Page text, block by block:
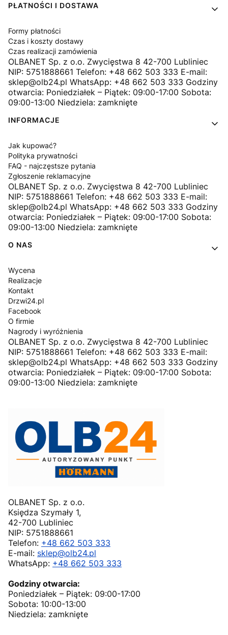
PŁATNOŚCI I DOSTAWA
Formy płatności
Czas i koszty dostawy
Czas realizacji zamówienia
OLBANET Sp. z o.o. Zwycięstwa 8 42-700 Lubliniec
NIP: 5751888661 Telefon: +48 662 503 333 E-mail:
sklep@olb24.pl WhatsApp: +48 662 503 333 Godziny
otwarcia: Poniedziałek – Piątek: 09:00-17:00 Sobota:
09:00-13:00 Niedziela: zamknięte
INFORMACJE
Jak kupować?
Polityka prywatności
FAQ - najczęstsze pytania
Zgłoszenie reklamacyjne
OLBANET Sp. z o.o. Zwycięstwa 8 42-700 Lubliniec
NIP: 5751888661 Telefon: +48 662 503 333 E-mail:
sklep@olb24.pl WhatsApp: +48 662 503 333 Godziny
otwarcia: Poniedziałek – Piątek: 09:00-17:00 Sobota:
09:00-13:00 Niedziela: zamknięte
O NAS
Wycena
Realizacje
Kontakt
Drzwi24.pl
Facebook
O firmie
Nagrody i wyróżnienia
OLBANET Sp. z o.o. Zwycięstwa 8 42-700 Lubliniec
NIP: 5751888661 Telefon: +48 662 503 333 E-mail:
sklep@olb24.pl WhatsApp: +48 662 503 333 Godziny
otwarcia: Poniedziałek – Piątek: 09:00-17:00 Sobota:
09:00-13:00 Niedziela: zamknięte
OLBANET Sp. z o.o.
Księdza Szymały 1,
42-700 Lubliniec
NIP: 5751888661
Telefon: +48 662 503 333
E-mail: sklep@olb24.pl
WhatsApp: +48 662 503 333
Godziny otwarcia:
Poniedziałek – Piątek: 09:00-17:00
Sobota: 10:00-13:00
Niedziela: zamknięte